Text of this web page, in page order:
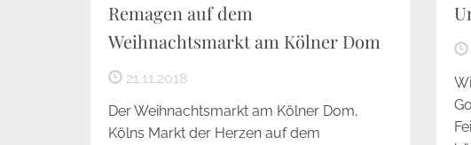
Remagen auf dem
Weihnachtsmarkt am Kölner Dom
21.11.2018
Der Weihnachtsmarkt am Kölner Dom,
Kölns Markt der Herzen auf dem